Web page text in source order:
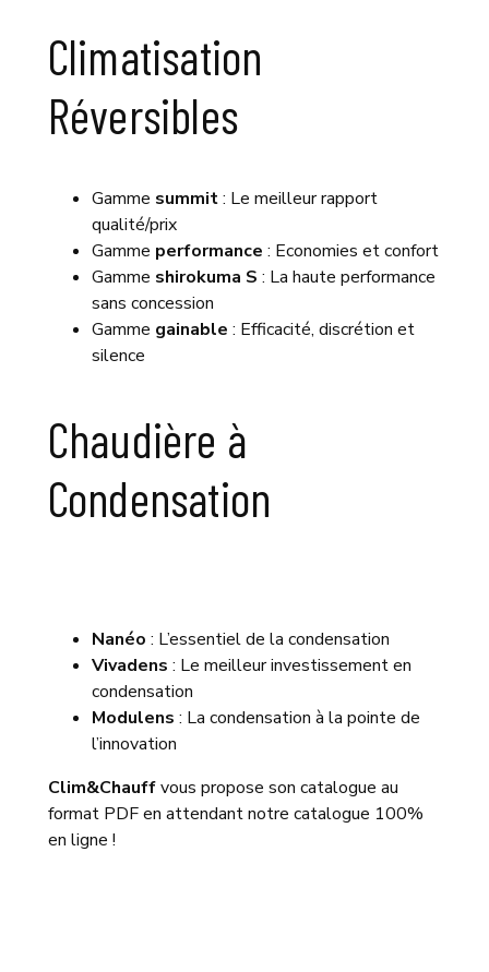
Climatisation
Réversibles
Gamme summit: Le meilleur rapport
qualité/prix
Gamme performance : Economies et confort
Gamme shirokuma S : La haute performance
sans concession
Gamme gainable : Efficacité, discrétion et
silence
Chaudière à
Condensation
Nanéo : L’essentiel de la condensation
Vivadens : Le meilleur investissement en
condensation
Modulens : La condensation à la pointe de
l’innovation
Clim&Chauffvous propose son catalogue au
format PDF en attendant notre catalogue 100%
en ligne !